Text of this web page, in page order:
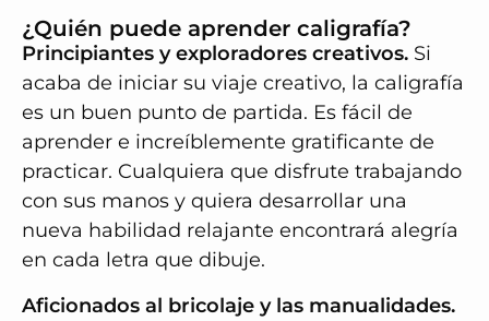
¿Quién puede aprender caligrafía?
Principiantes y exploradores creativos. Si
acaba de iniciar su viaje creativo, la caligrafía
es un buen punto de partida. Es fácil de
aprender e increíblemente gratificante de
practicar. Cualquiera que disfrute trabajando
con sus manos y quiera desarrollar una
nueva habilidad relajante encontrará alegría
en cada letra que dibuje.
Aficionados al bricolaje y las manualidades.